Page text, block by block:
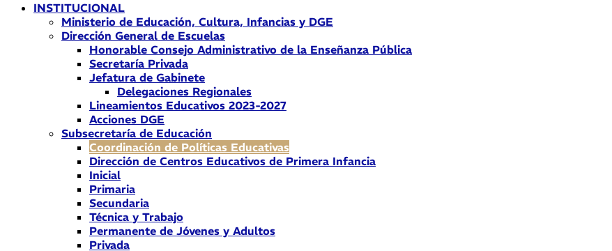
INSTITUCIONAL
Ministerio de Educación, Cultura, Infancias y DGE
Dirección General de Escuelas
Honorable Consejo Administrativo de la Enseñanza Pública
Secretaría Privada
Jefatura de Gabinete
Delegaciones Regionales
Lineamientos Educativos 2023-2027
Acciones DGE
Subsecretaría de Educación
Coordinación de Políticas Educativas
Dirección de Centros Educativos de Primera Infancia
Inicial
Primaria
Secundaria
Técnica y Trabajo
Permanente de Jóvenes y Adultos
Privada